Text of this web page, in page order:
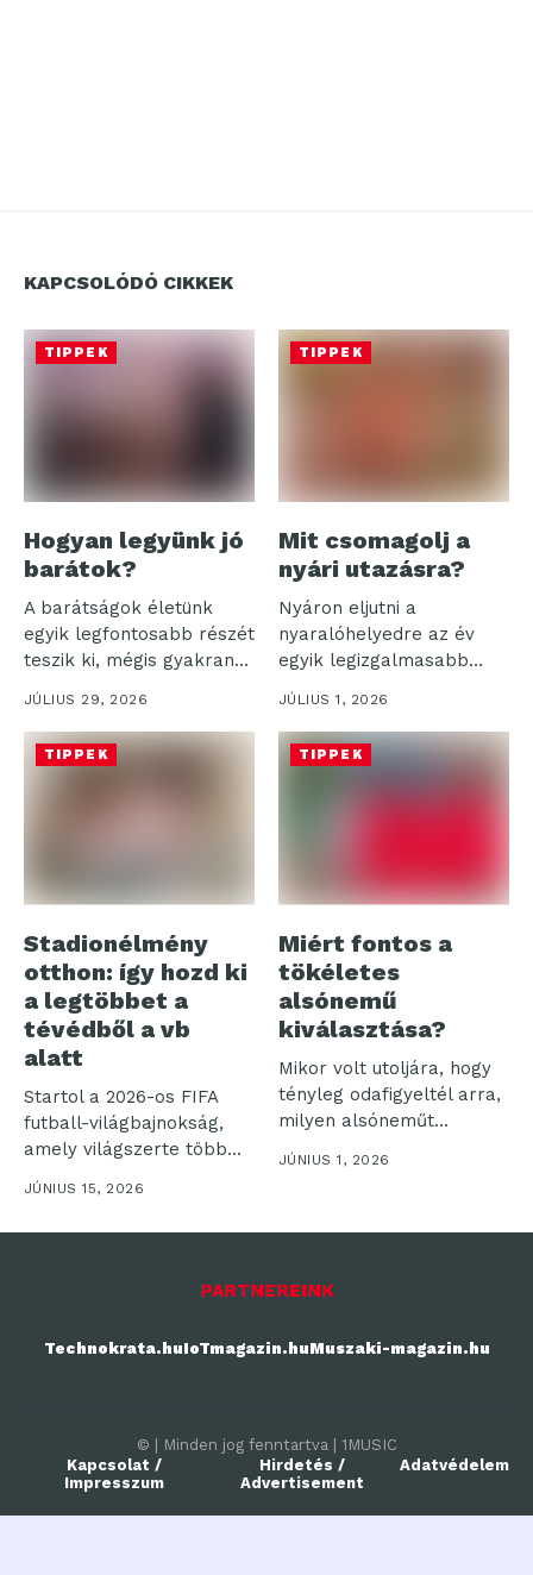
KAPCSOLÓDÓ CIKKEK
TIPPEK
Hogyan legyünk jó
barátok?
A barátságok életünk
egyik legfontosabb részét
teszik ki, mégis gyakran
háttérbe szorulnak...
JÚLIUS 29, 2026
TIPPEK
Mit csomagolj a
nyári utazásra?
Nyáron eljutni a
nyaralóhelyedre az év
egyik legizgalmasabb
része, de a bőrönd...
JÚLIUS 1, 2026
TIPPEK
Stadionélmény
otthon: így hozd ki
a legtöbbet a
tévédből a vb
alatt
Startol a 2026-os FIFA
futball-világbajnokság,
amely világszerte több
JÚNIUS 15, 2026
TIPPEK
Miért fontos a
tökéletes
alsónemű
kiválasztása?
Mikor volt utoljára, hogy
tényleg odafigyeltél arra,
milyen alsóneműt
alsónemű...
JÚNIUS 1, 2026
PARTNEREINK
Technokrata.huIoTmagazin.huMuszaki-magazin.hu
© | Minden jog fenntartva | 1MUSIC
Kapcsolat /
Impresszum
Hirdetés /
Advertisement
Adatvédelem